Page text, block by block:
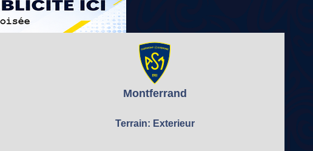
Montferrand
Terrain: Exterieur